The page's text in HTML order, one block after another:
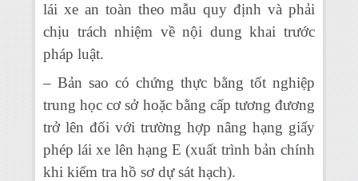
lái xe an toàn theo mẫu quy định và phải
chịu trách nhiệm về nội dung khai trước
pháp luật.
– Bản sao có chứng thực bằng tốt nghiệp
trung học cơ sở hoặc bằng cấp tương đương
trở lên đối với trường hợp nâng hạng giấy
phép lái xe lên hạng E (xuất trình bản chính
khi kiểm tra hồ sơ dự sát hạch).